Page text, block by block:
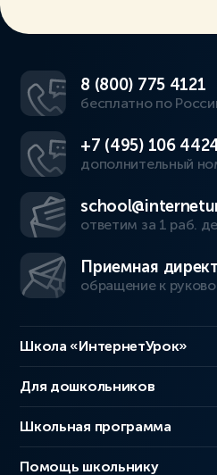
8 (800) 775 4121
бесплатно по
+7 (495) 106
дополнительный
ответим за 1 раб.
Приемная
обращение к
Школа «ИнтернетУрок»
Для дошкольников
Школьная программа
Помощь школьнику